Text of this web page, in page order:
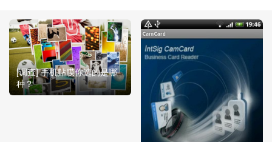
[调查] 手机贴膜你选的是哪
种？